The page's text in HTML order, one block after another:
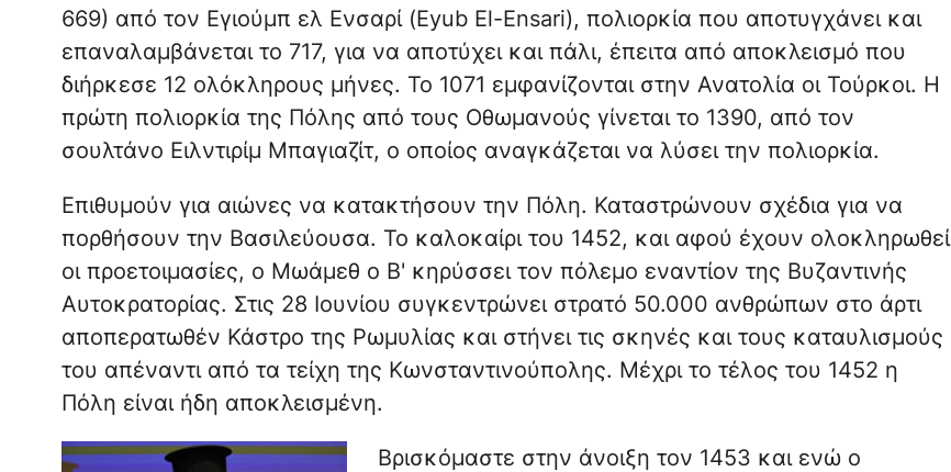
669) από τον Εγιούμπ ελ Ενσαρί (Eyub El-Ensari), πολιορκία που αποτυγχάνει και
επαναλαμβάνεται το 717, για να αποτύχει και πάλι, έπειτα από αποκλεισμό που
διήρκεσε 12 ολόκληρους μήνες. Το 1071 εμφανίζονται στην Ανατολία οι Τούρκοι. Η
πρώτη πολιορκία της Πόλης από τους Οθωμανούς γίνεται το 1390, από τον
σουλτάνο Ειλντιρίμ Μπαγιαζίτ, ο οποίος αναγκάζεται να λύσει την πολιορκία.
Επιθυμούν για αιώνες να κατακτήσουν την Πόλη. Καταστρώνουν σχέδια για να
πορθήσουν την Βασιλεύουσα. Το καλοκαίρι του 1452, και αφού έχουν ολοκληρωθεί
οι προετοιμασίες, ο Μωάμεθ ο Β' κηρύσσει τον πόλεμο εναντίον της Βυζαντινής
Αυτοκρατορίας. Στις 28 Ιουνίου συγκεντρώνει στρατό 50.000 ανθρώπων στο άρτι
αποπερατωθέν Κάστρο της Ρωμυλίας και στήνει τις σκηνές και τους καταυλισμούς
του απέναντι από τα τείχη της Κωνσταντινούπολης. Μέχρι το τέλος του 1452 η
Πόλη είναι ήδη αποκλεισμένη.
Βρισκόμαστε στην άνοιξη τον 1453 και ενώ ο